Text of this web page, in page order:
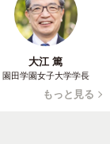
大江 篤
園田学園女子大学学長
もっと見る